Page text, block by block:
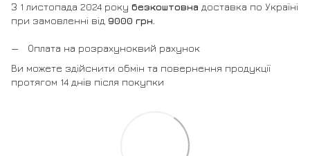
З 1 листопада 2024 року безкоштовна доставка по Україні
при замовленні від 9000 грн.
Оплата на розрахуноквий рахунок
Ви можете здійснити обмін та повернення продукції
протягом 14 днів після покупки